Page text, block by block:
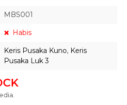
MBS001
Habis
Keris Pusaka Kuno, Keris
Pusaka Luk 3